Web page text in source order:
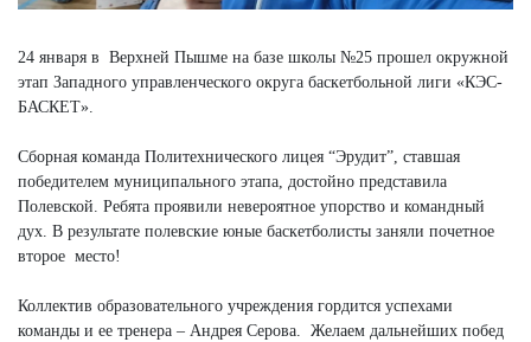
24 января в Верхней Пышме на базе школы №25 прошел окружной
этап Западного управленческого округа баскетбольной лиги «КЭС-
БАСКЕТ».
Сборная команда Политехнического лицея “Эрудит”, ставшая
победителем муниципального этапа, достойно представила
Полевской. Ребята проявили невероятное упорство и командный
дух. В результате полевские юные баскетболисты заняли почетное
второе место!
Коллектив образовательного учреждения гордится успехами
команды и ее тренера – Андрея Серова. Желаем дальнейших побед